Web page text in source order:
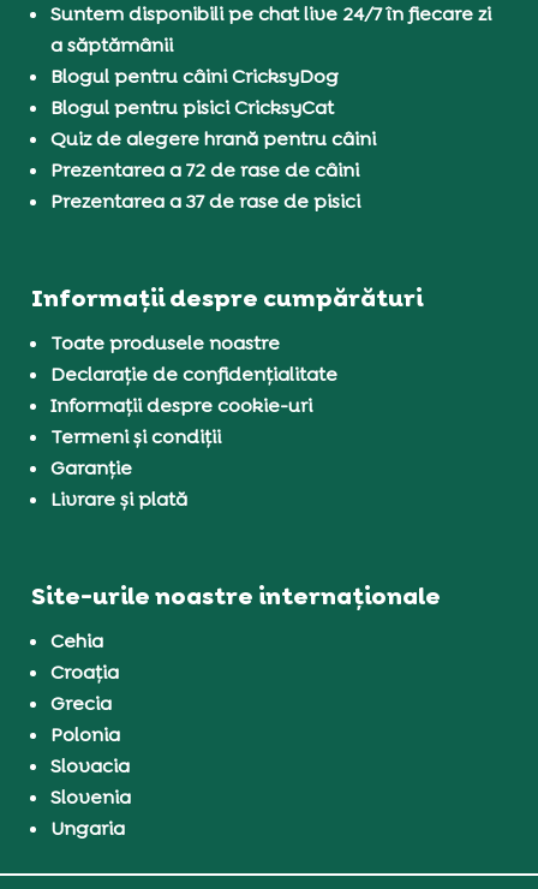
Suntem disponibili pe chat live 24/7 în fiecare zi
a săptămânii
Blogul pentru câini CricksyDog
Blogul pentru pisici CricksyCat
Quiz de alegere hrană pentru câini
Prezentarea a 72 de rase de câini
Prezentarea a 37 de rase de pisici
Informații despre cumpărături
Toate produsele noastre
Declarație de confidențialitate
Informații despre cookie-uri
Termeni și condiții
Garanție
Livrare și plată
Site-urile noastre internaționale
Cehia
Croația
Grecia
Polonia
Slovacia
Slovenia
Ungaria